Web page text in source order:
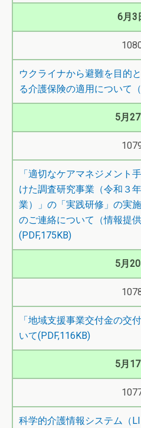
6月3
ウクライナから避難を目的
る介護保険の適用について
5月
「適切なケアマネジメント
けた調査研究事業（令和３
業）」の「実践研修」の実
のご連絡について（情報提供
(PDF,175KB)
5月
「地域支援事業交付金の交
いて(PDF,116KB)
5月
科学的介護情報システム（